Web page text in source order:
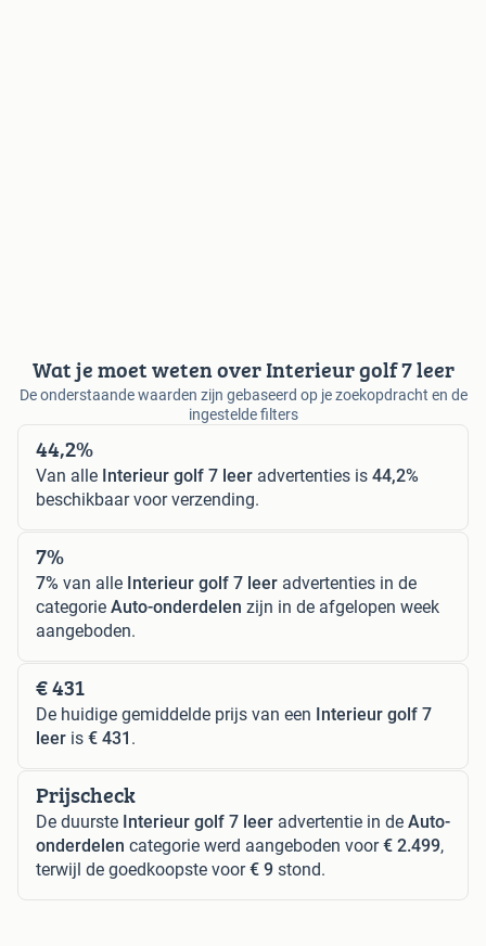
Wat je moet weten over Interieur golf 7 leer
De onderstaande waarden zijn gebaseerd op je zoekopdracht en de
ingestelde filters
44,2%
Van alle Interieur golf 7 leer advertenties is 44,2%
beschikbaar voor verzending.
7%
7% van alle Interieur golf 7 leer advertenties in de
categorie Auto-onderdelen zijn in de afgelopen week
aangeboden.
€ 431
De huidige gemiddelde prijs van een Interieur golf 7
leer is € 431 .
Prijscheck
De duurste Interieur golf 7 leer advertentie in de Auto-
onderdelen categorie werd aangeboden voor€ 2.499,
terwijl de goedkoopste voor€ 9 stond.